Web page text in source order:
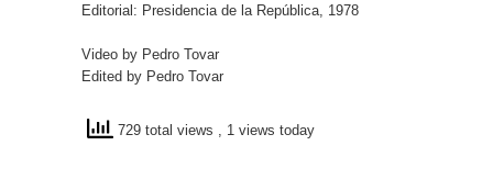
Editorial: Presidencia de la República, 1978
Video by Pedro Tovar
Edited by Pedro Tovar
729 total views , 1 views today